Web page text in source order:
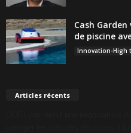
Cash
de piscine
Innovation-High
Articles récents